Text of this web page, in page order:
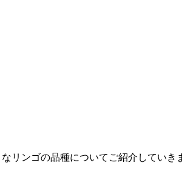
リンゴの品種についてご紹介していき